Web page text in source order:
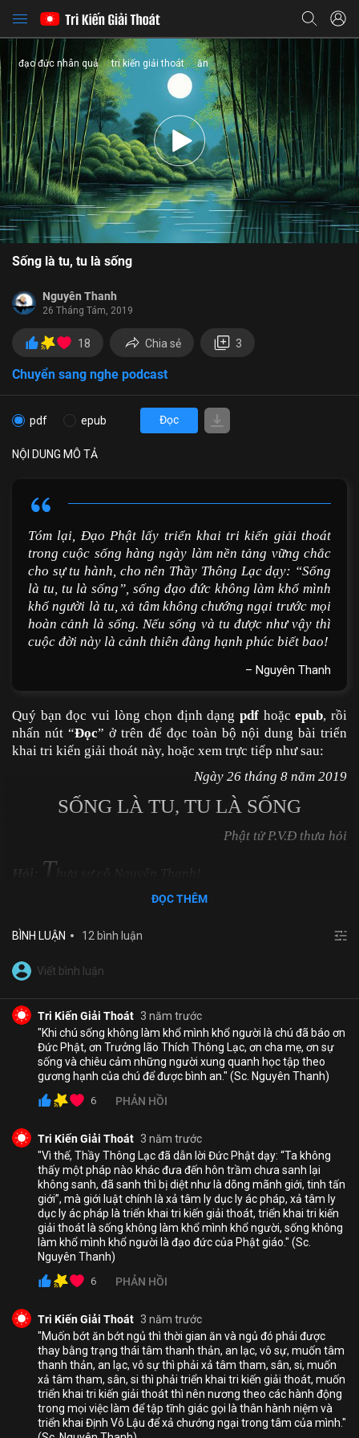
đạo đức nhân quả tri kiến giải thoát ăn
Sống là tu, tu là sống
Nguyên Thanh
26 Tháng Tám, 2019
18 Chia sẻ
Chia sẻ
Facebook
3
Chuyển sang nghe podcast
pdf epub Đọc
NỘI DUNG MÔ TẢ
Tóm lại, Đạo Phật lấy triển khai tri kiến giải thoát
trong cuộc sống hàng ngày làm nền tảng vững chắc
cho sự tu hành, cho nên Thầy Thông Lạc dạy: “Sống
là tu, tu là sống”, sống đạo đức không làm khổ mình
khổ người là tu, xả tâm không chướng ngại trước mọi
hoàn cảnh là sống. Nếu sống và tu được như vậy thì
cuộc đời này là cảnh thiên đàng hạnh phúc biết bao!
– Nguyên Thanh
Quý bạn đọc vui lòng chọn định dạngpdf hoặcepub, rồi
nhấn nút “Đọc” ở trên để đọc toàn bộ nội dung bài triển
khai tri kiến giải thoát này, hoặc xem trực tiếp như sau:
Ngày 26 tháng 8 năm 2019
SỐNG LÀ TU, TU LÀ SỐNG
Phật tử P.V.Đ thưa hỏi
Hỏi Thưa sư cô Nguyên Thanh!
Con quyết định là bỏ bữa ăn sáng, mới đầu thì cũng đơn
nấu nướng, ăn, dọn dẹp, nghỉ ngơi nên con không ăn nữa,
Hôm nay sang ngày thứ 6, chuyện là như vậy, hôm qua
ngày thứ năm con cũng không ăn như bình thường, mọi
hôm trời tạnh ráo tầm 8h là con ra khỏi nhà làm việc như
bình thường, hôm qua trời mưa con không đi làm được nên
ở nhà đến hơn 10 giờ mới ra khỏi nhà, khi ở nhà không làm
việc gì thì con thấy đói nhưng con không thể triển khai tri
kiến vì có người khác ở cùng con nữa, có hiện tượng là từ
chiều con đã có cảm giác khó chịu trong người, con đã bị
vẫn chưa khỏe được như mọi ngày.
Có lúc con bị dục ngủ lôi kéo xong con cũng cố gắng ngồi
dậy tác ý khoảng 10 phút: “Ta là con Phật, là đệ tử của
Trưởng lão Thích Thông Lạc, không sợ nhân quả, không sợ
cảm thọ, bệnh tật cảm sốt ra khỏi cơ thể ngay” và một vài
câu nữa về tri kiến, cả đêm con mê man, lúc tỉnh con lại
tác ý câu trên, con thấy nhẹ người hơn dù vẫn còn mê man,
sáng nay con khỏe hơn hôm qua.
lối sống khác bình thường của người mới vào tu? Con
không sợ không dao động trước cảm thọ đó.
Con chọn cách làm chủ duyên sanh bằng việc bỏ ăn bữa
sáng (dục ăn). Sau này khi ổn rồi con sẽ làm chủ dục ngủ
sẽ không ngủ nhiều như bây giờ (8-10 giờ/ngày).
Do tính chất công việc con không nặng nhọc nên con mới
ĐỌC THÊM
BÌNH LUẬN
12 bình luận
Tri Kiến Giải Thoát 3 năm trước
"Khi chú sống không làm khổ mình khổ người là chú đã báo ơn
Đức Phật, ơn Trưởng lão Thích Thông Lạc, ơn cha mẹ, ơn sự
sống và chiêu cảm những người xung quanh học tập theo
gương hạnh của chú để được bình an." (Sc. Nguyên Thanh)
6 PHẢN HỒI
Tri Kiến Giải Thoát 3 năm trước
"Vì thế, Thầy Thông Lạc đã dẫn lời Đức Phật dạy: “Ta không
thấy một pháp nào khác đưa đến hôn trầm chưa sanh lại
không sanh, đã sanh thì bị diệt như là dõng mãnh giới, tinh tấn
giới”, mà giới luật chính là xả tâm ly dục ly ác pháp, xả tâm ly
dục ly ác pháp là triển khai tri kiến giải thoát, triển khai tri kiến
giải thoát là sống không làm khổ mình khổ người, sống không
làm khổ mình khổ người là đạo đức của Phật giáo." (Sc.
Nguyên Thanh)
6 PHẢN HỒI
Tri Kiến Giải Thoát 3 năm trước
"Muốn bớt ăn bớt ngủ thì thời gian ăn và ngủ đó phải được
thay bằng trạng thái tâm thanh thản, an lạc, vô sự, muốn tâm
thanh thản, an lạc, vô sự thì phải xả tâm tham, sân, si, muốn
xả tâm tham, sân, si thì phải triển khai tri kiến giải thoát, muốn
triển khai tri kiến giải thoát thì nên nương theo các hành động
trong mọi việc làm để tập tĩnh giác gọi là thân hành niệm và
triển khai Định Vô Lậu để xả chướng ngại trong tâm của mình."
Họ và tên
Địa chỉ email